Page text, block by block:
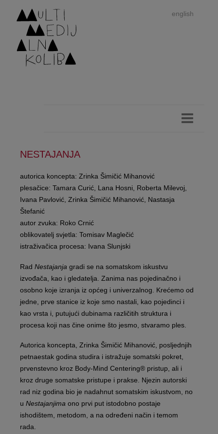
english
NESTAJANJA
autorica koncepta: Zrinka Šimičić Mihanović
plesačice: Tamara Curić, Lana Hosni, Roberta Milevoj,
Ivana Pavlović, Zrinka Šimičić Mihanović, Nastasja
Štefanić
autor zvuka: Roko Crnić
oblikovatelj svjetla: Tomisav Maglečić
istraživačica procesa: Ivana Slunjski
Rad Nestajanja gradi se na somatskom iskustvu
izvođača, kao i gledatelja. Zanima nas pojedinačno i
osobno koje izranja iz općeg i univerzalnog. Krećemo od
jedne, prve stanice iz koje smo nastali, kao pojedinci i
kao vrsta i, putujući dubinama različitih struktura i
procesa koji nas čine onime što jesmo, stvaramo ples.
Autorica koncepta, Zrinka Šimičić Mihanović, posljednjih
petnaestak godina studira i istražuje somatski pokret,
prvenstevno kroz Body-Mind Centering® pristup, ali i
kroz druge somatske pristupe i prakse. Njezin autorski
rad niz godina bio je nadahnut somatskim iskustvom, no
u Nestajanjima ono prvi put istodobno postaje
ishodištem, metodom, a na određeni način i temom
rada.